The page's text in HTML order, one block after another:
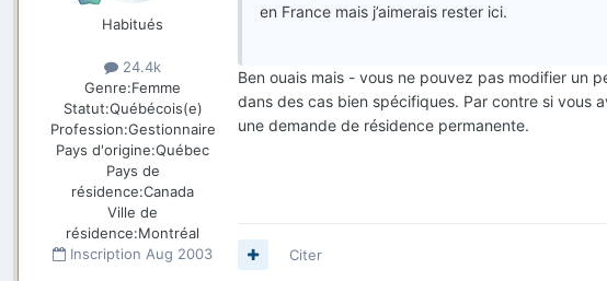
Habitués
24.4k
Genre:Femme
Statut:Québécois(e)
Profession:Gestionnaire
Pays d'origine:Québec
Pays de
résidence:Canada
Ville de
résidence:Montréal
Inscription Aug 2003
en France mais j’aimerais rester ici.
Ben ouais mais - vous ne pouvez pas modifier un
dans des cas bien spécifiques. Par contre si vous
une demande de résidence permanente.
Citer